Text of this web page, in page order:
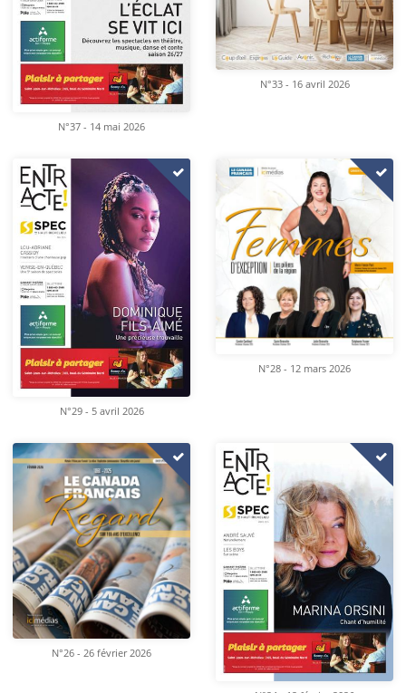
N°37 - 14 mai 2026
N°33 - 16 avril 2026
N°29 - 5 avril 2026
N°28 - 12 mars 2026
N°26 - 26 février 2026